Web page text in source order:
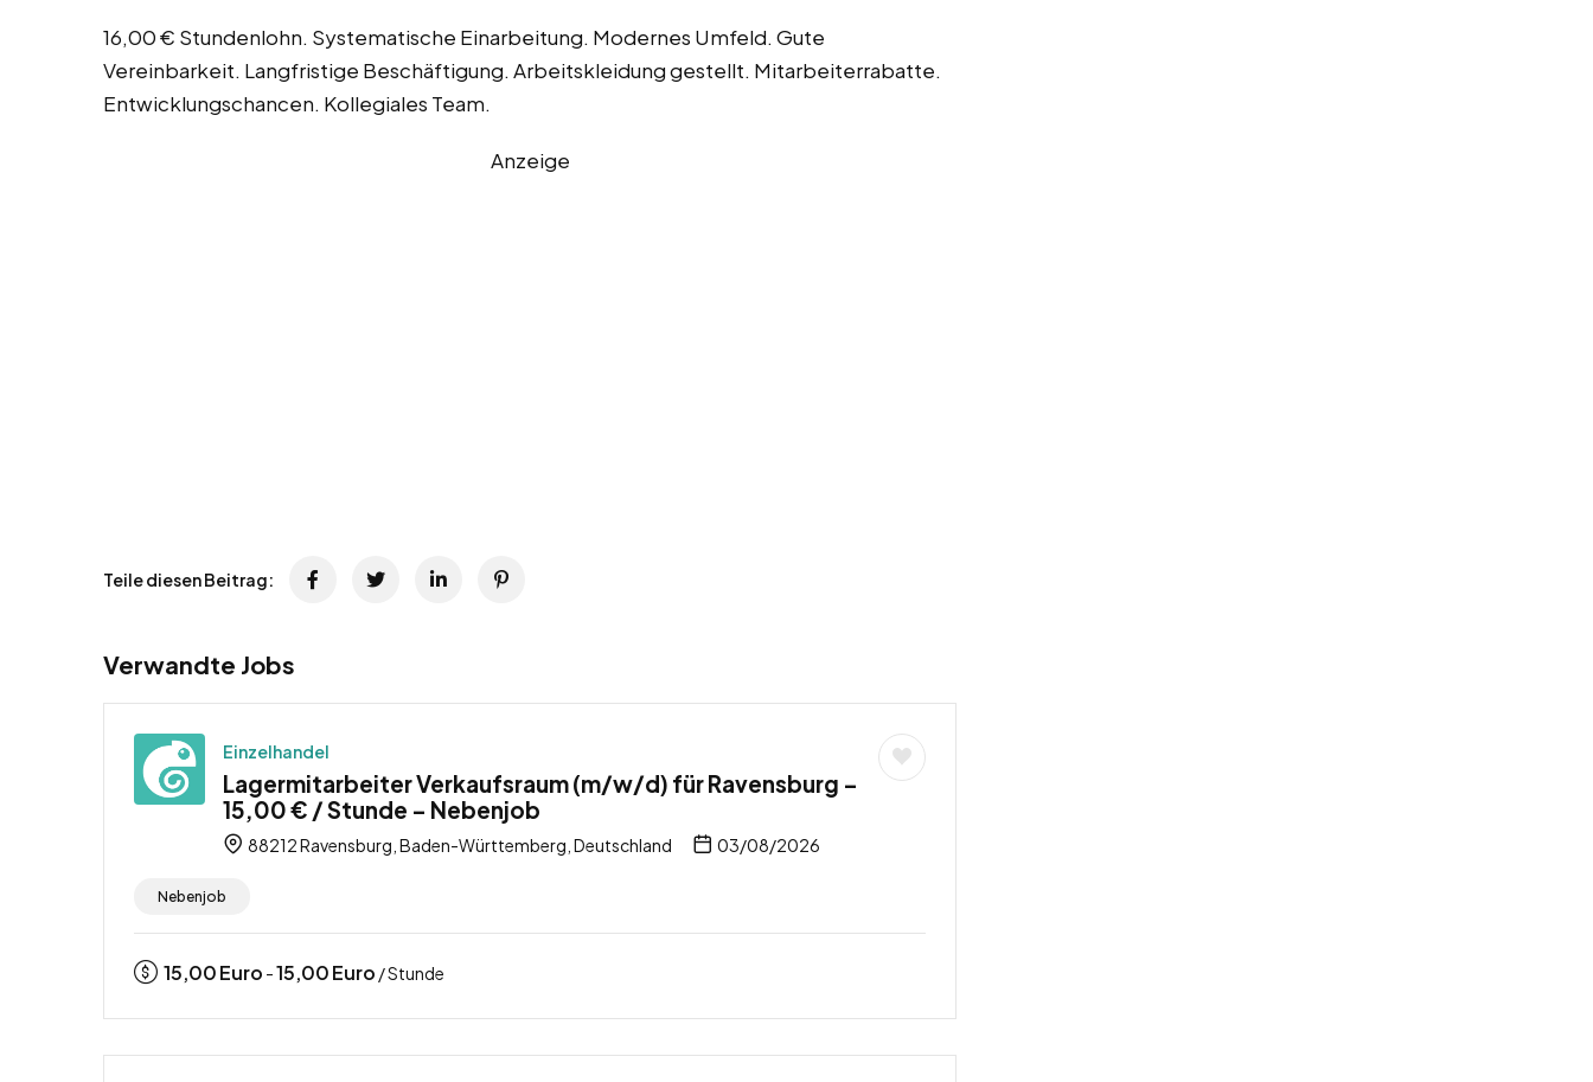
16,00 € Stundenlohn. Systematische Einarbeitung. Modernes Umfeld. Gute
Vereinbarkeit. Langfristige Beschäftigung. Arbeitskleidung gestellt. Mitarbeiterrabatte.
Entwicklungschancen. Kollegiales Team.
Anzeige
Teile diesen Beitrag:
Verwandte Jobs
Einzelhandel
Lagermitarbeiter Verkaufsraum (m/w/d) für Ravensburg –
15,00 € / Stunde – Nebenjob
88212 Ravensburg, Baden-Württemberg, Deutschland 03/08/2026
Nebenjob
15,00Euro -15,00Euro / Stunde